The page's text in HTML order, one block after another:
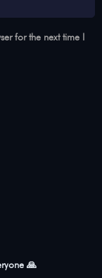
for the next time I
🙏